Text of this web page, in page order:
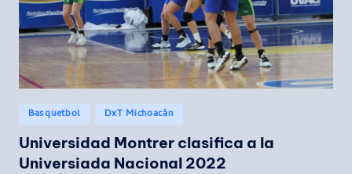
Publicado
en
Basquetbol DxT Michoacán
Universidad Montrer clasifica a la
Universiada Nacional 2022